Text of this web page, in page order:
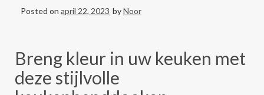
Posted on april 22, 2023 byNoor
Breng kleur in uw keuken met
deze stijlvolle